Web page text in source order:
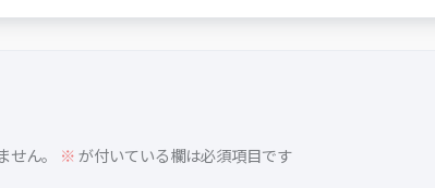
ん。 ※が付いている欄は必須項目です